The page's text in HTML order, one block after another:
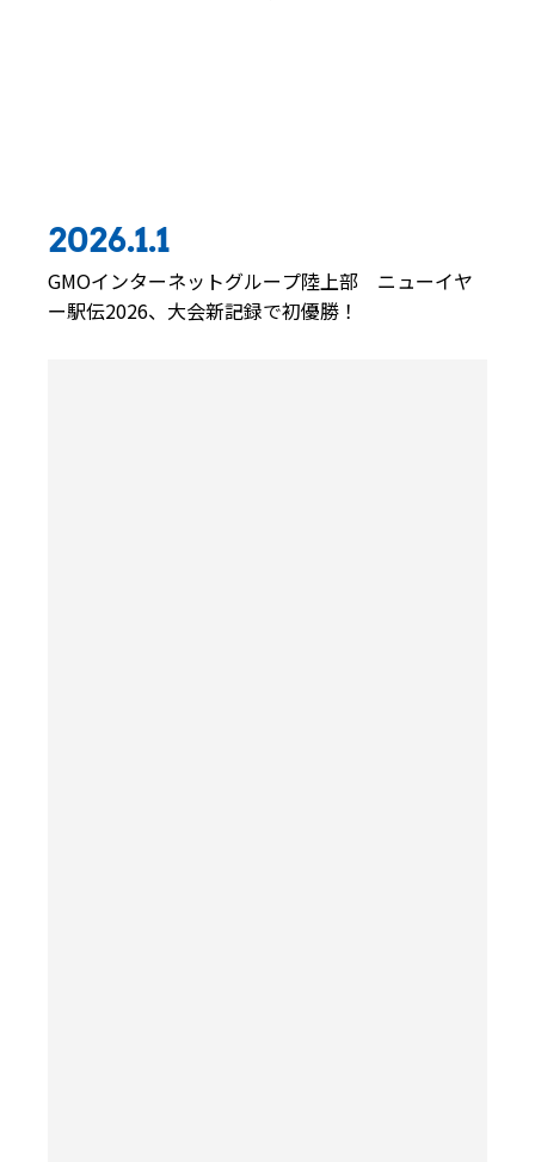
2026.1.1
GMOインターネットグループ陸上部 ニューイヤ
ー駅伝2026、大会新記録で初優勝！